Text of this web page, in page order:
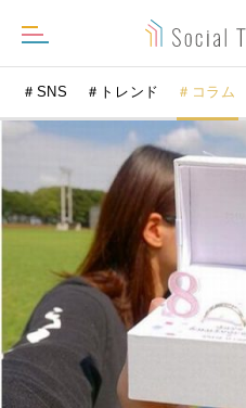
＃SNS ＃トレンド ＃コラム